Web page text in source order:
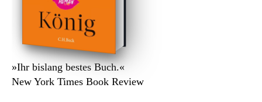
»Ihr bislang bestes Buch.«
New York Times Book Review